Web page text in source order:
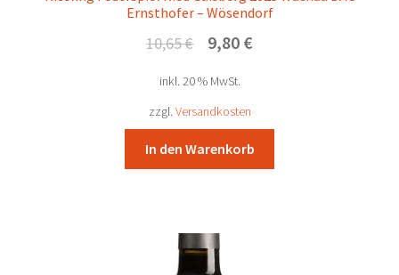
Ernsthofer – Wösendorf
10,65€
Ursprünglicher
war:
10,65 €
9,80 €Aktueller
inkl. 20 % MwSt.
zzgl. Versandkosten
In den Warenkorb